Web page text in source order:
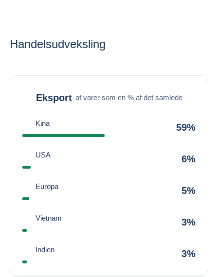
Handelsudveksling
Eksport af varer som en % af det samlede
Kina 59%
USA 6%
Europa 5%
Vietnam 3%
Indien 3%